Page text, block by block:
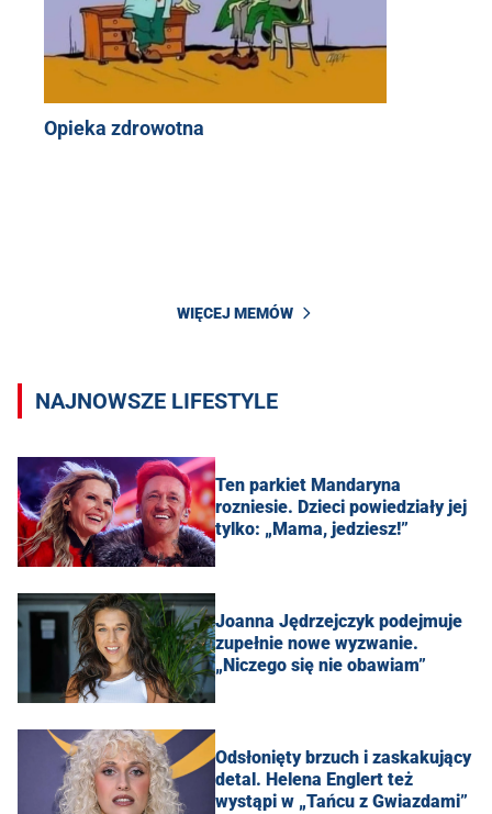
Opieka zdrowotna
WIĘCEJ MEMÓW
NAJNOWSZE LIFESTYLE
Ten parkiet Mandaryna
rozniesie. Dzieci powiedziały jej
tylko: „Mama, jedziesz!”
Joanna Jędrzejczyk podejmuje
zupełnie nowe wyzwanie.
„Niczego się nie obawiam”
Odsłonięty brzuch i zaskakujący
detal. Helena Englert też
wystąpi w „Tańcu z Gwiazdami”